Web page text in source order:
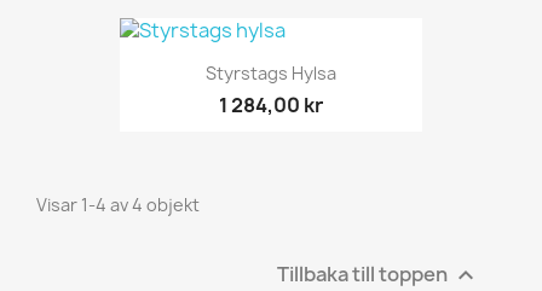
Styrstags Hylsa
1 284,00 kr
Visar 1-4 av 4 objekt
Tillbaka till toppen 